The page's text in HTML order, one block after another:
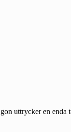
uttrycker en enda